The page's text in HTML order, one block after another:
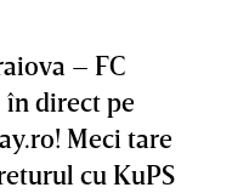
– FC
în direct pe
Meci tare
cu KuPS